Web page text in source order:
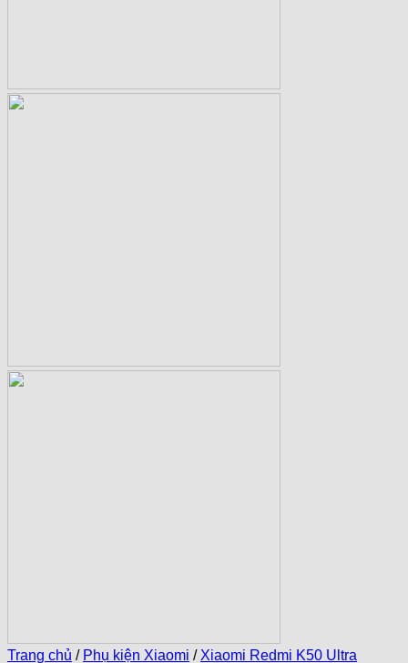
Trang chủ / Phụ kiện Xiaomi / Xiaomi Redmi K50 Ultra